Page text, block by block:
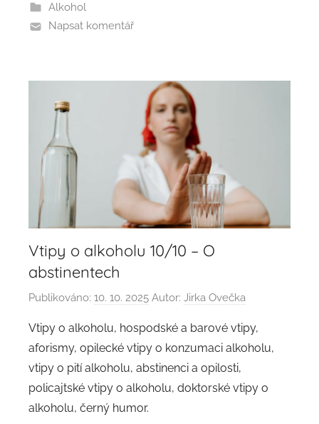
Alkohol
Napsat komentář
Vtipy o alkoholu 10/10 – O
abstinentech
Publikováno: 10. 10. 2025 Autor: Jirka Ovečka
Vtipy o alkoholu, hospodské a barové vtipy,
aforismy, opilecké vtipy o konzumaci alkoholu,
vtipy o pití alkoholu, abstinenci a opilosti,
policajtské vtipy o alkoholu, doktorské vtipy o
alkoholu, černý humor.